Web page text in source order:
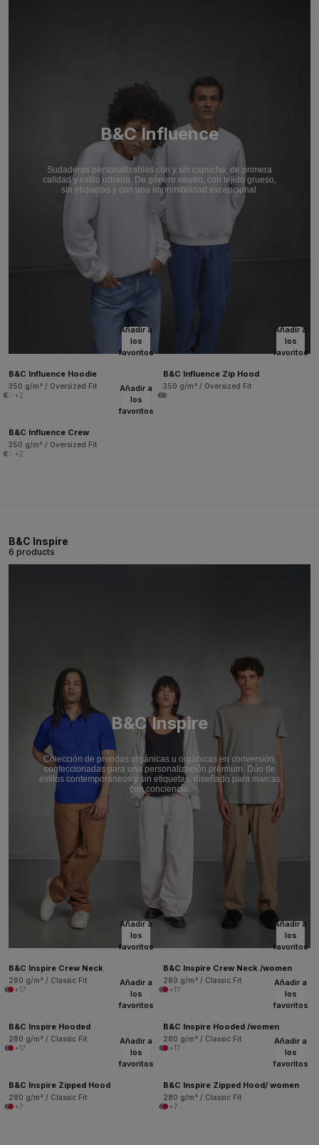
B&C Influence
Sudaderas personalizables con y sin capucha, de primera
calidad y estilo urbano. De género neutro, con tejido grueso,
sin etiquetas y con una imprimibilidad excepcional.
Añadir a
los
favoritos
B&C Influence Hoodie
350 g/m² / Oversized Fit
+2
Añadir a
los
favoritos
B&C Influence Zip Hood
350 g/m² / Oversized Fit
Añadir a
los
favoritos
B&C Influence Crew
350 g/m² / Oversized Fit
+2
B&C Inspire
6 products
B&C Inspire
Colección de prendas orgánicas u orgánicas en conversión,
confeccionadas para una personalización prémium. Dúo de
estilos contemporáneos y sin etiquetas, diseñado para marcas
con conciencia.
Añadir a
los
favoritos
B&C Inspire Crew Neck
280 g/m² / Classic Fit
+17
Añadir a
los
favoritos
B&C Inspire Crew Neck /women
280 g/m² / Classic Fit
+17
Añadir a
los
favoritos
B&C Inspire Hooded
280 g/m² / Classic Fit
+17
Añadir a
los
favoritos
B&C Inspire Hooded /women
280 g/m² / Classic Fit
+17
Añadir a
los
favoritos
B&C Inspire Zipped Hood
280 g/m² / Classic Fit
+7
Añadir a
los
favoritos
B&C Inspire Zipped Hood/ women
280 g/m² / Classic Fit
+7